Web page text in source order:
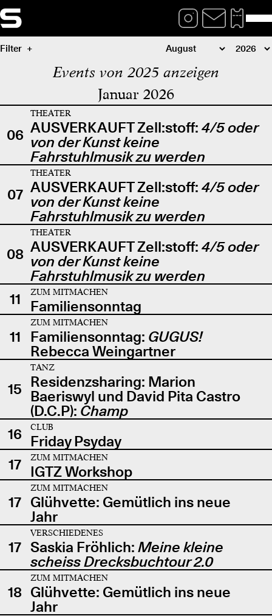
Filter
Events von 2025 anzeigen
Januar 2026
06
THEATER
AUSVERKAUFT Zell:stoff: 4/5 oder
von der Kunst keine
Fahrstuhlmusik zu werden
07
THEATER
AUSVERKAUFT Zell:stoff: 4/5 oder
von der Kunst keine
Fahrstuhlmusik zu werden
08
THEATER
AUSVERKAUFT Zell:stoff: 4/5 oder
von der Kunst keine
Fahrstuhlmusik zu werden
11
ZUM MITMACHEN
Familiensonntag
11
ZUM MITMACHEN
Familiensonntag: GUGUS!
Rebecca Weingartner
15
TANZ
Residenzsharing: Marion
Baeriswyl und David Pita Castro
(D.C.P): Champ
16
CLUB
Friday Psyday
17
ZUM MITMACHEN
IGTZ Workshop
17
ZUM MITMACHEN
Glühvette: Gemütlich ins neue
Jahr
17
VERSCHIEDENES
Saskia Fröhlich: Meine kleine
scheiss Drecksbuchtour 2.0
18
ZUM MITMACHEN
Glühvette: Gemütlich ins neue
Jahr